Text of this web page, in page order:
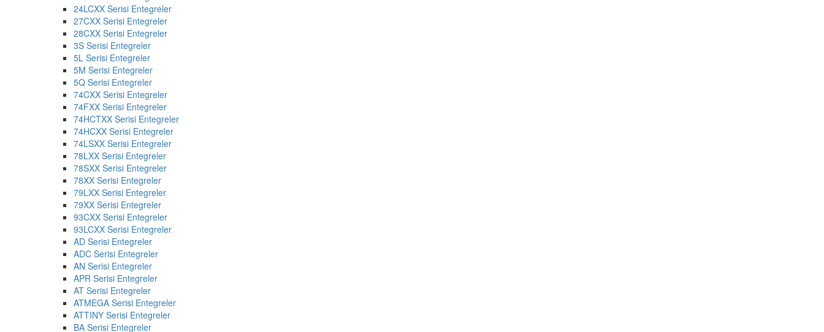
24LCXX Serisi Entegreler
27CXX Serisi Entegreler
28CXX Serisi Entegreler
3S Serisi Entegreler
5L Serisi Entegreler
5M Serisi Entegreler
5Q Serisi Entegreler
74CXX Serisi Entegreler
74FXX Serisi Entegreler
74HCTXX Serisi Entegreler
74HCXX Serisi Entegreler
74LSXX Serisi Entegreler
78LXX Serisi Entegreler
78SXX Serisi Entegreler
78XX Serisi Entegreler
79LXX Serisi Entegreler
79XX Serisi Entegreler
93CXX Serisi Entegreler
93LCXX Serisi Entegreler
AD Serisi Entegreler
ADC Serisi Entegreler
AN Serisi Entegreler
APR Serisi Entegreler
AT Serisi Entegreler
ATMEGA Serisi Entegreler
ATTINY Serisi Entegreler
BA Serisi Entegreler